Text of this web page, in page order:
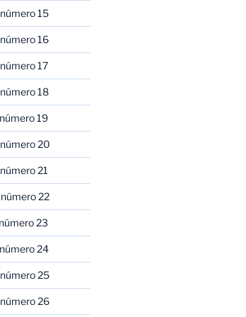
15
16
17
18
19
20
21
22
23
24
25
26